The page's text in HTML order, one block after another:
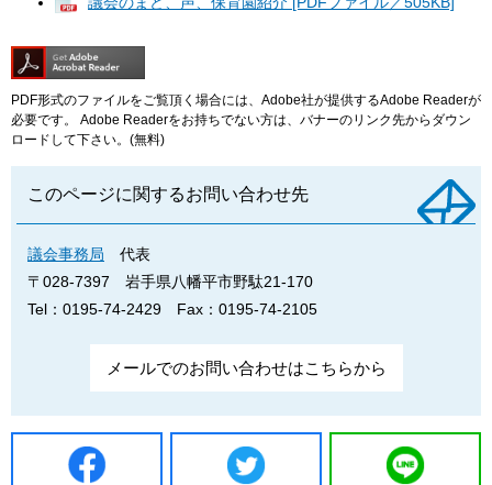
PDF形式のファイルをご覧頂く場合には、Adobe社が提供するAdobe Readerが
必要です。
Adobe Readerをお持ちでない方は、バナーのリンク先からダウン
ロードして下さい。(無料)
このページに関するお問い合わせ先
議会事務局
代表
〒028-7397
岩手県八幡平市野駄21-170
Tel：0195-74-2429
Fax：0195-74-2105
メールでのお問い合わせはこちらから